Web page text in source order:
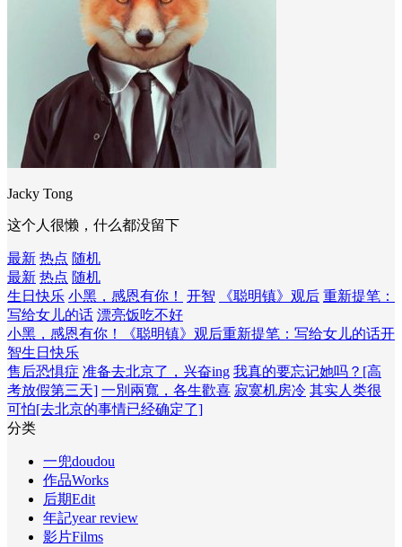
Jacky Tong
这个人很懒，什么都没留下
最新 热点 随机
最新 热点 随机
生日快乐 小黑，感恩有你！ 开智 《聪明镇》观后 重新提笔：
写给女儿的话 漂亮饭吃不好
小黑，感恩有你！
《聪明镇》观后重新提笔：写给女儿的话开
智生日快乐
售后恐惧症 准备去北京了，兴奋ing 我真的要忘记她吗？[高
考放假第三天] 一別兩寬，各生歡喜 寂寞机房冷 其实人类很
可怕[去北京的事情已经确定了]
分类
一兜doudou
作品Works
后期Edit
年記year review
影片Films